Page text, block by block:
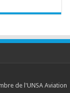
de l'UNSA Aviation